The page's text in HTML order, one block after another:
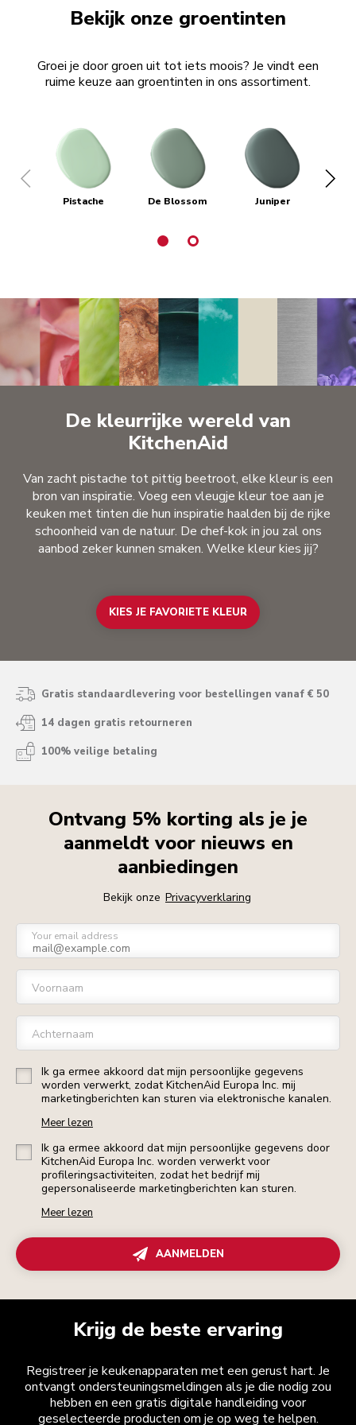
Bekijk onze groentinten
Groei je door groen uit tot iets moois? Je vindt een
ruime keuze aan groentinten in ons assortiment.
Pistache De Blossom Juniper
De kleurrijke wereld van
KitchenAid
Van zacht pistache tot pittig beetroot, elke kleur is een
bron van inspiratie. Voeg een vleugje kleur toe aan je
keuken met tinten die hun inspiratie haalden bij de rijke
schoonheid van de natuur. De chef-kok in jou zal ons
aanbod zeker kunnen smaken. Welke kleur kies jij?
KIES JE FAVORIETE KLEUR
Gratis standaardlevering voor bestellingen vanaf € 50
14 dagen gratis retourneren
100% veilige betaling
Ontvang 5% korting als je je
aanmeldt voor nieuws en
aanbiedingen
Bekijk onze Privacyverklaring
Your email address
Voornaam
Achternaam
Ik ga ermee akkoord dat mijn persoonlijke gegevens
worden verwerkt, zodat KitchenAid Europa Inc. mij
marketingberichten kan sturen via elektronische kanalen.
Meer lezen
Ik ga ermee akkoord dat mijn persoonlijke gegevens door
KitchenAid Europa Inc. worden verwerkt voor
profileringsactiviteiten, zodat het bedrijf mij
gepersonaliseerde marketingberichten kan sturen.
Meer lezen
AANMELDEN
Krijg de beste ervaring
Registreer je keukenapparaten met een gerust hart. Je
ontvangt ondersteuningsmeldingen als je die nodig zou
hebben en een gratis digitale handleiding voor
geselecteerde producten om je op weg te helpen.